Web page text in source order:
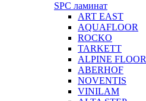
SPC ламинат
ART EAST
AQUAFLOOR
ROCKO
TARKETT
ALPINE FLOOR
ABERHOF
NOVENTIS
VINILAM